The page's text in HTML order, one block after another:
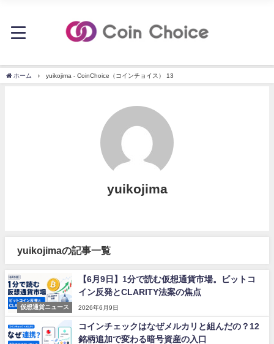
ホーム yuikojima - CoinChoice（コインチョイス） 13
yuikojima
yuikojimaの記事一覧
仮想通貨ニュース
【6月9日】1分で読む仮想通貨市場。ビットコ
イン反発とCLARITY法案の焦点
2026年6月9日
コインチェックはなぜメルカリと組んだの？12
銘柄追加で変わる暗号資産の入口